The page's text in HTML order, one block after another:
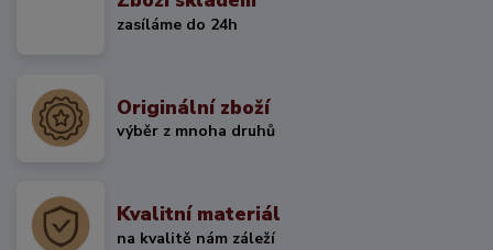
zasíláme do 24h
Originální zboží
výběr z mnoha druhů
Kvalitní materiál
na kvalitě nám záleží